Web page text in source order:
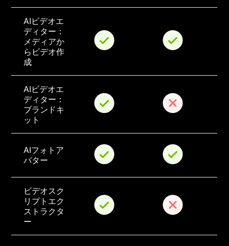
AIビデオエ
ディター：
メディアか
らビデオ作
成
AIビデオエ
ディター：
ブランドキ
ット
AIフォトア
バター
ビデオスク
リプトエク
ストラクタ
ー